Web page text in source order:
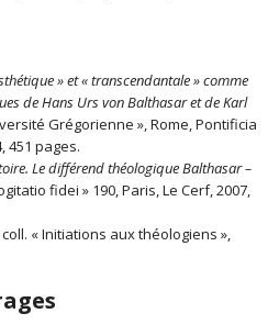
» et « transcendantale » comme
de Hans Urs von Balthasar et de Karl
Grégorienne », Rome, Pontificia
451 pages.
Le différend théologique Balthasar –
fidei » 190, Paris, Le Cerf, 2007,
coll. « Initiations aux théologiens »,